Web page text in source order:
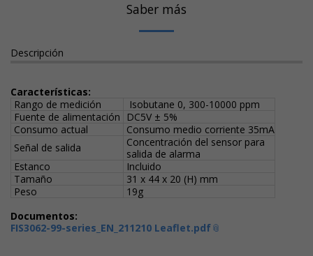
Saber más
Descripción
Características:
Rango de medición
Isobutane 0, 300-10000 ppm
Fuente de alimentación
DC5V ± 5%
Consumo actual
Consumo medio corriente 35mA
Señal de salida
Concentración del sensor para
salida de alarma
Estanco
Incluido
Tamaño
31 x 44 x 20 (H) mm
Peso
19g
Documentos:
FIS3062-99-series_EN_211210 Leaflet.pdf